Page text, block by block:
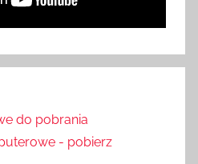
do pobrania
- pobierz